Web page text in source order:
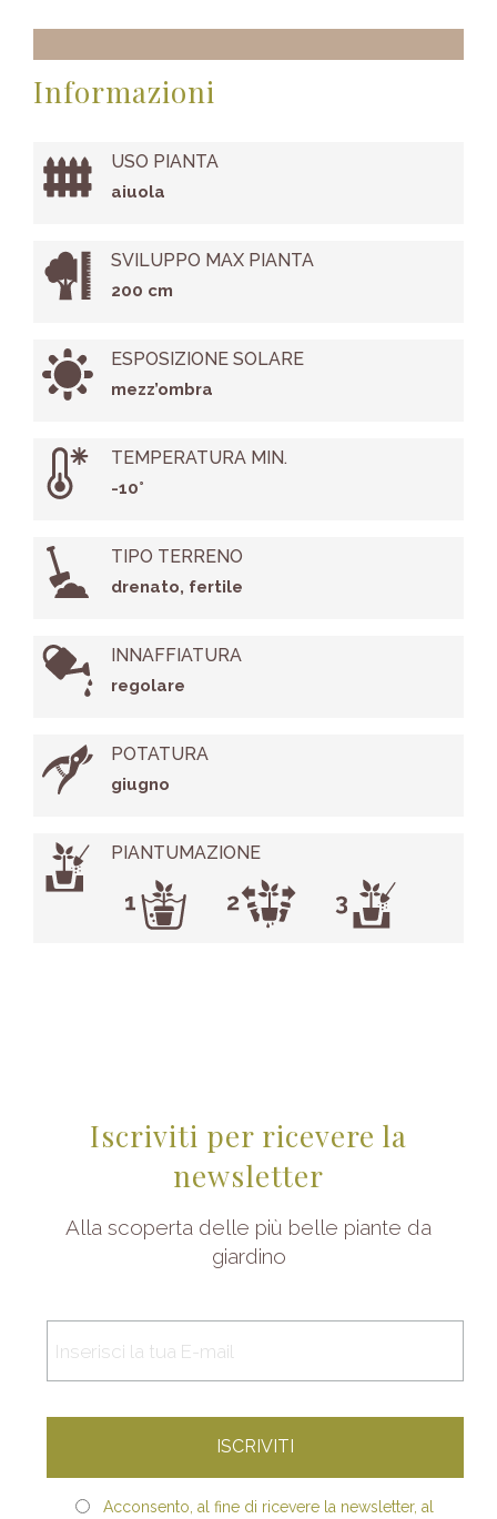
Informazioni
USO PIANTA
aiuola
SVILUPPO MAX PIANTA
200 cm
ESPOSIZIONE SOLARE
mezz’ombra
TEMPERATURA MIN.
-10°
TIPO TERRENO
drenato, fertile
INNAFFIATURA
regolare
POTATURA
giugno
PIANTUMAZIONE
Iscriviti per ricevere la
newsletter
Alla scoperta delle più belle piante da
giardino
Acconsento, al fine di ricevere la newsletter, al